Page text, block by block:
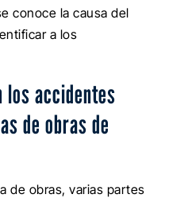
conoce la causa del
a los
los accidentes
de obras de
de obras, varias partes